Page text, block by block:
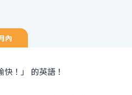
內
！」 的英語！